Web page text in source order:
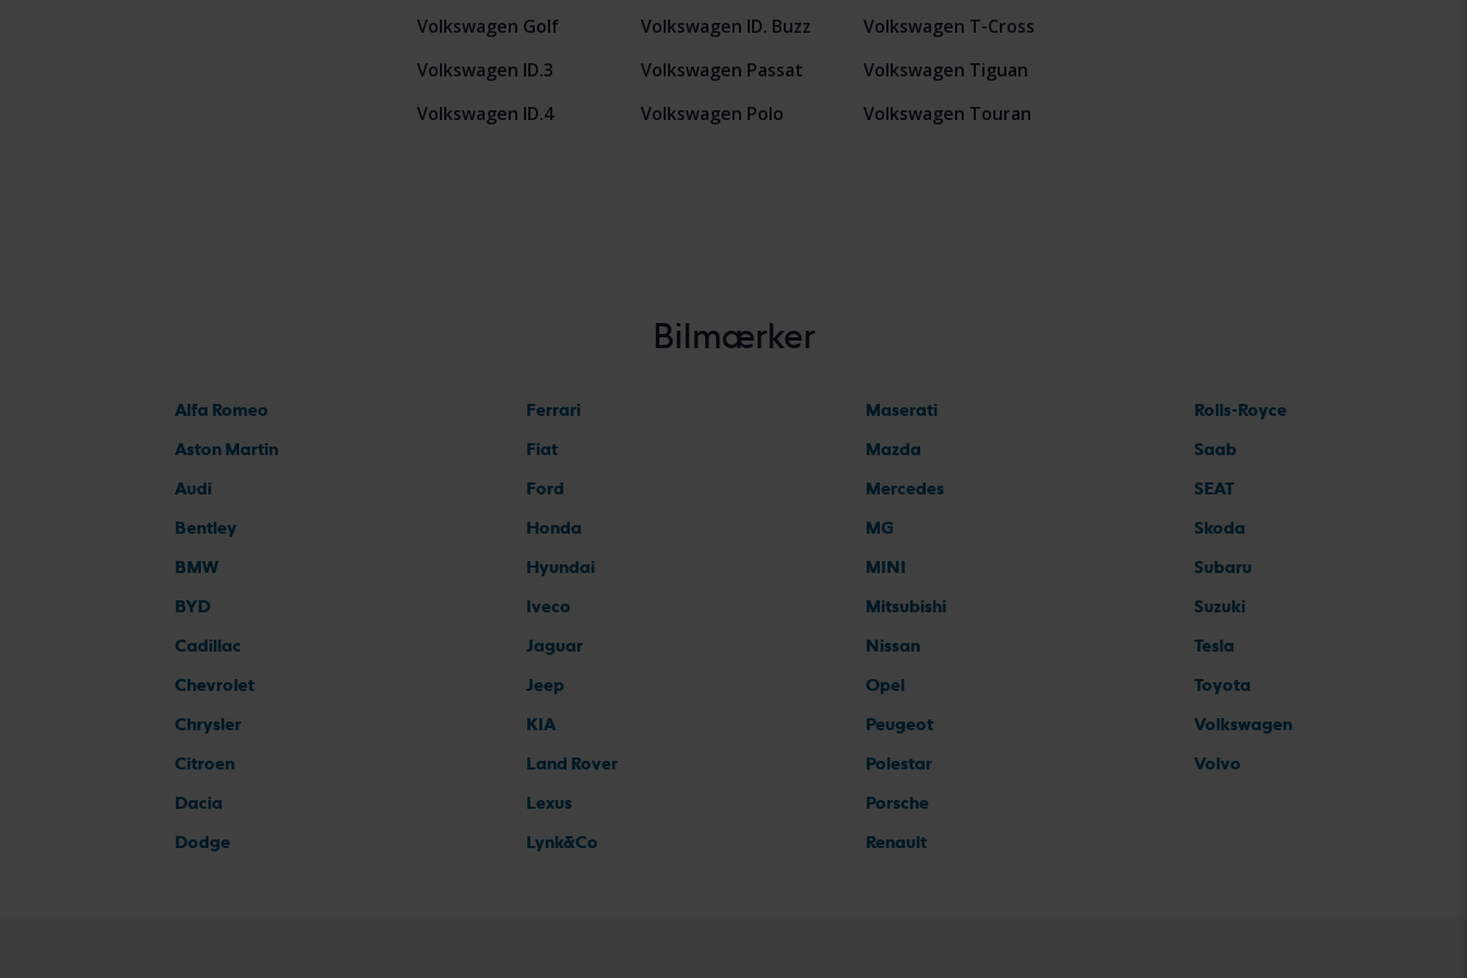
Volkswagen Golf
Volkswagen ID.3
Volkswagen ID.4
Volkswagen ID. Buzz
Volkswagen Passat
Volkswagen Polo
Volkswagen T-Cross
Volkswagen Tiguan
Volkswagen Touran
Bilmærker
Alfa Romeo
Aston Martin
Audi
Bentley
BMW
BYD
Cadillac
Chevrolet
Chrysler
Citroen
Dacia
Dodge
Ferrari
Fiat
Ford
Honda
Hyundai
Iveco
Jaguar
Jeep
KIA
Land Rover
Lexus
Lynk&Co
Maserati
Mazda
Mercedes
MG
MINI
Mitsubishi
Nissan
Opel
Peugeot
Polestar
Porsche
Renault
Rolls-Royce
Saab
SEAT
Skoda
Subaru
Suzuki
Tesla
Toyota
Volkswagen
Volvo